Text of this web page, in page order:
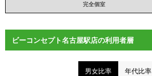
完全個室
ビーコンセプト名古屋駅店の利用者層
男女比率 年代比率